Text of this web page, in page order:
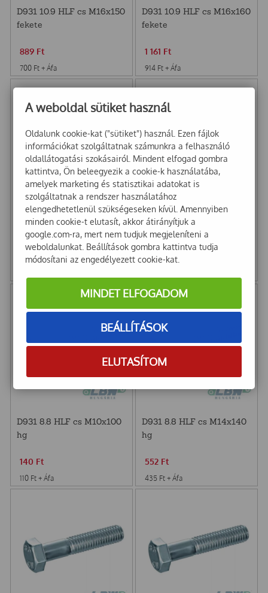
D931 10.9 HLF cs M16x150
fekete
889 Ft
700 Ft + Áfa
D931 10.9 HLF cs M16x160
fekete
1 161 Ft
914 Ft + Áfa
D931 8.8 HLF csavar
M20x140 hg
902Ft
D931 8.8 HLF csavar
M6x70 hg A4
162Ft
D931 8.8 HLF cs M10x100
hg
140 Ft
110 Ft + Áfa
D931 8.8 HLF cs M14x140
hg
552 Ft
435 Ft + Áfa
A weboldal sütiket használ
Oldalunk cookie-kat ("sütiket") használ. Ezen fájlok
információkat szolgáltatnak számunkra a felhasználó
oldallátogatási szokásairól. Mindent elfogad gombra
kattintva, Ön beleegyezik a cookie-k használatába,
amelyek marketing és statisztikai adatokat is
szolgáltatnak a rendszer használatához
elengedhetetlenül szükségeseken kívül. Amennyiben
minden cookie-t elutasít, akkor átirányítjuk a
google.com-ra, mert nem tudjuk megjeleníteni a
weboldalunkat. Beállítások gombra kattintva tudja
módosítani az engedélyezett cookie-kat.
MINDET ELFOGADOM
BEÁLLÍTÁSOK
ELUTASÍTOM